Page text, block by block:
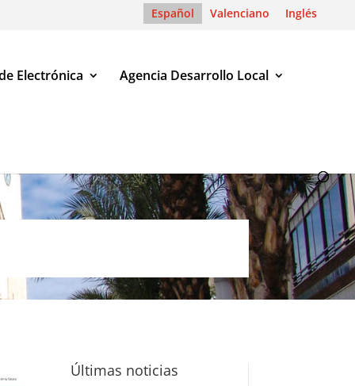
Español Valenciano Inglés
Electrónica Agencia Desarrollo Local
Últimas noticias